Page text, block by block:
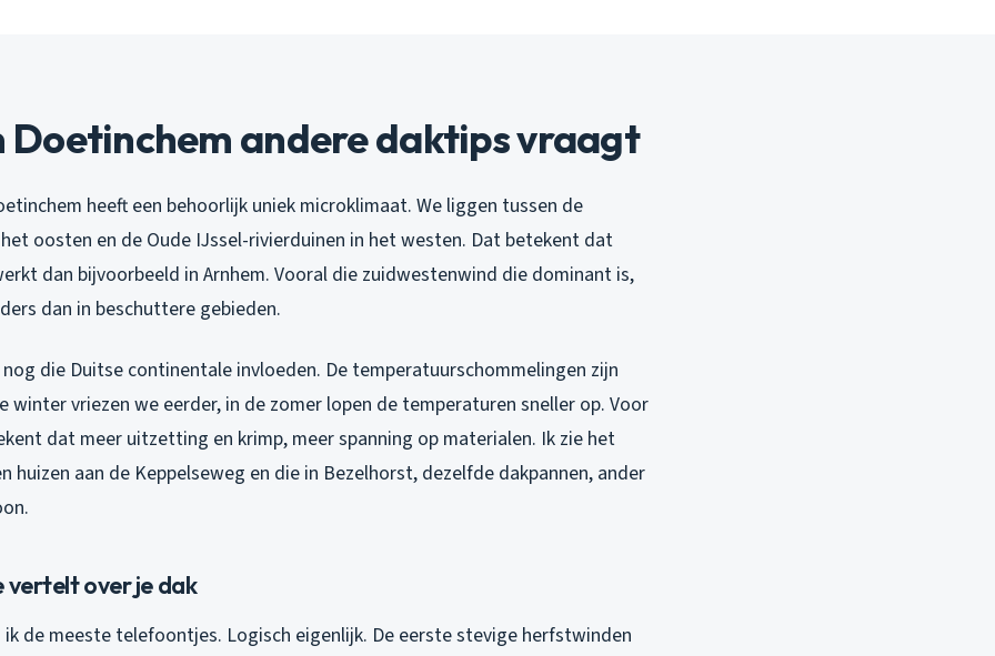
Doetinchem andere daktips vraagt
heeft een behoorlijk uniek microklimaat. We liggen tussen de
oosten en de Oude IJssel-rivierduinen in het westen. Dat betekent dat
dan bijvoorbeeld in Arnhem. Vooral die zuidwestenwind die dominant is,
dan in beschuttere gebieden.
nog die Duitse continentale invloeden. De temperatuurschommelingen zijn
winter vriezen we eerder, in de zomer lopen de temperaturen sneller op. Voor
dat meer uitzetting en krimp, meer spanning op materialen. Ik zie het
huizen aan de Keppelseweg en die in Bezelhorst, dezelfde dakpannen, ander
over je dak
de meeste telefoontjes. Logisch eigenlijk. De eerste stevige herfstwinden